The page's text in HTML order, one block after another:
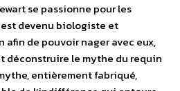
se passionne pour les
devenu biologiste et
de pouvoir nager avec eux,
déconstruire le mythe du requin
entièrement fabriqué,